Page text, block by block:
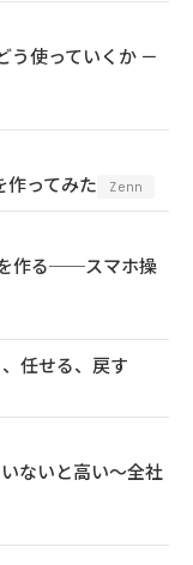
う使っていくか －
作ってみた Zenn
作る──スマホ操
任せる、戻す
ないと高い〜全社